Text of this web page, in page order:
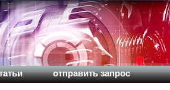
отправить запрос